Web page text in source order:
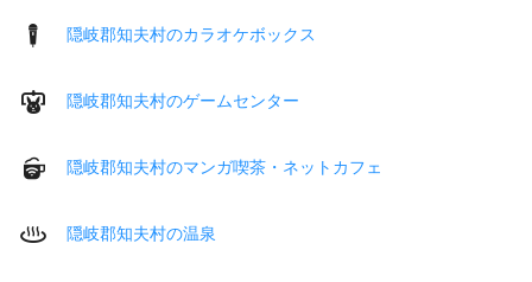
隠岐郡知夫村のカラオケボックス
隠岐郡知夫村のゲームセンター
隠岐郡知夫村のマンガ喫茶・ネットカフェ
隠岐郡知夫村の温泉